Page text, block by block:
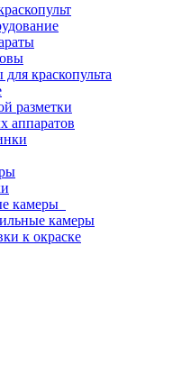
краскопульта
разметки
аппаратов
камеры
камеры
к окраске